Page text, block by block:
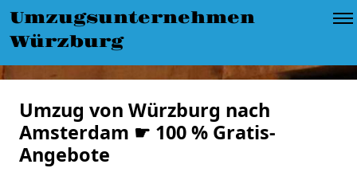
Umzugsunternehmen
Würzburg
Umzug von Würzburg nach
Amsterdam ☛ 100 % Gratis-
Angebote